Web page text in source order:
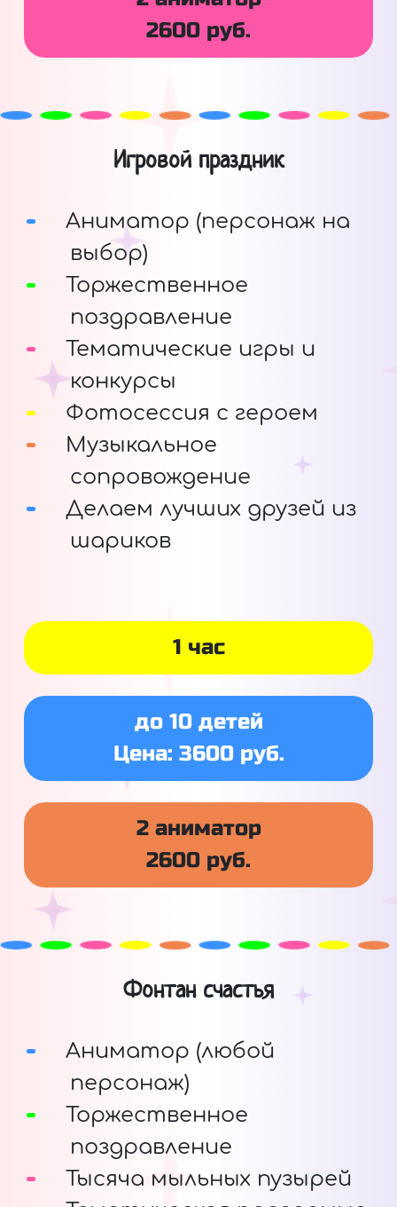
2600 руб.
Игровой праздник
Аниматор (персонаж на
выбор)
Торжественное
поздравление
Тематические игры и
конкурсы
Фотосессия с героем
Музыкальное
сопровождение
Делаем лучших друзей из
шариков
1 час
до 10 детей
Цена: 3600 руб.
2 аниматор
2600 руб.
Фонтан счастья
Аниматор (любой
персонаж)
Торжественное
поздравление
Тысяча мыльных пузырей